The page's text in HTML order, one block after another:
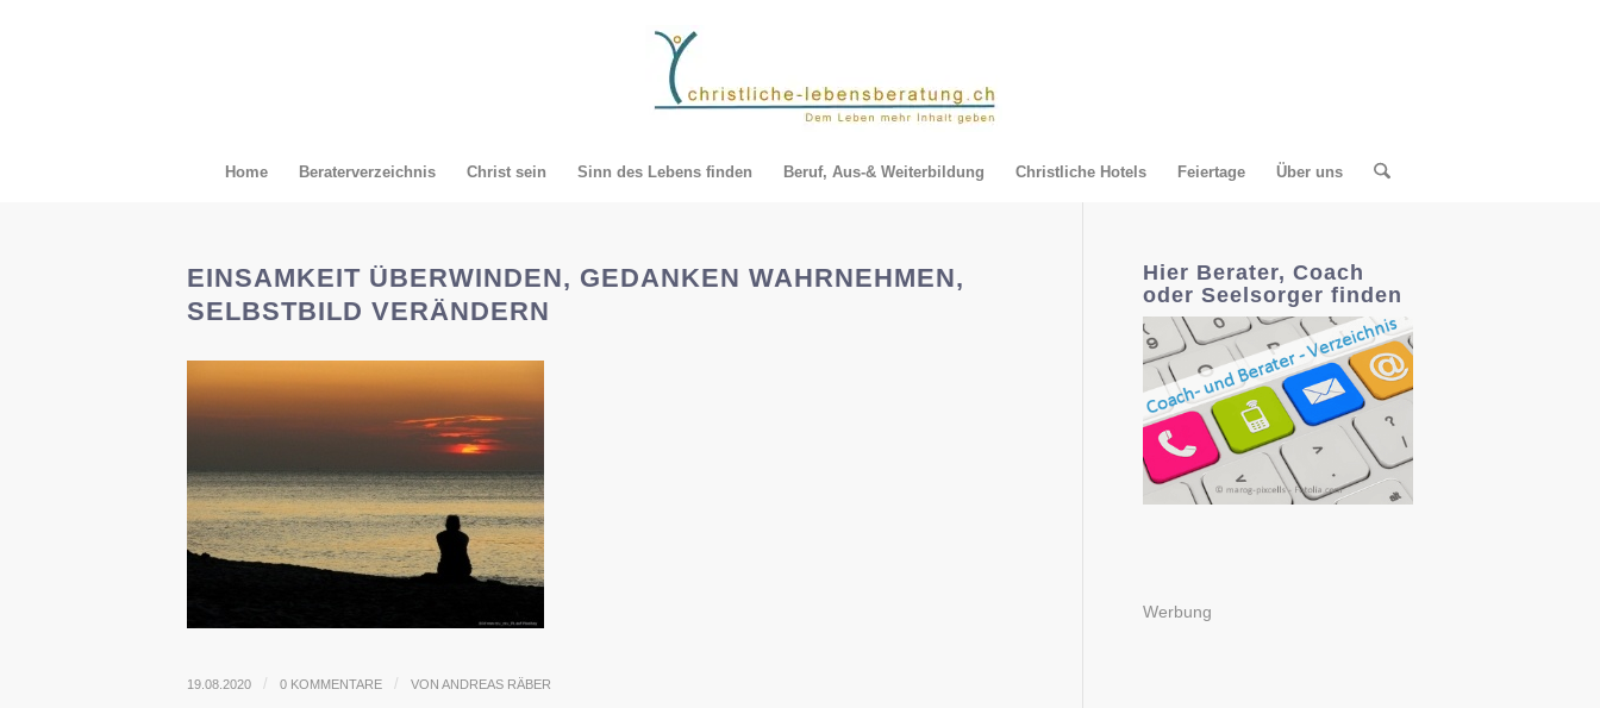
Home Beraterverzeichnis Christ sein Sinn des Lebens finden Beruf, Aus-& Weiterbildung Christliche Hotels Feiertage Über uns
EINSAMKEIT ÜBERWINDEN, GEDANKEN WAHRNEHMEN,
SELBSTBILD VERÄNDERN
19.08.2020 / 0 KOMMENTARE / VON ANDREAS RÄBER
Hier Berater, Coach
oder Seelsorger finden
Werbung